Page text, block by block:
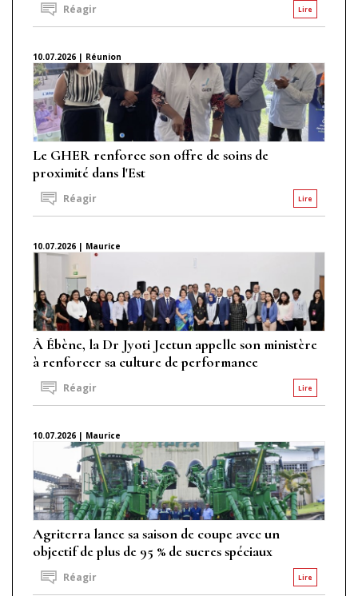
Lire
Réagir
10.07.2026 | Réunion
Le GHER renforce son offre de soins de
proximité dans l'Est
Lire
Réagir
10.07.2026 | Maurice
À Ébène, la Dr Jyoti Jeetun appelle son ministère
à renforcer sa culture de performance
Lire
Réagir
10.07.2026 | Maurice
Agriterra lance sa saison de coupe avec un
objectif de plus de 95 % de sucres spéciaux
Lire
Réagir